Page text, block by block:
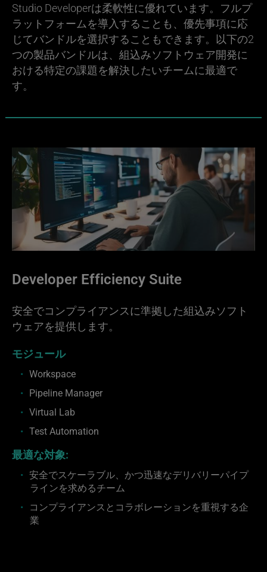
Studio Developerは柔軟性に優れています。フルプ
ラットフォームを導入することも、優先事項に応
じてバンドルを選択することもできます。以下の2
つの製品バンドルは、組込みソフトウェア開発に
おける特定の課題を解決したいチームに最適で
す。
Developer Efficiency Suite
安全でコンプライアンスに準拠した組込みソフト
ウェアを提供します。
モジュール
Workspace
Pipeline Manager
Virtual Lab
Test Automation
最適な対象:
安全でスケーラブル、かつ迅速なデリバリーパイプ
ラインを求めるチーム
コンプライアンスとコラボレーションを重視する企
業